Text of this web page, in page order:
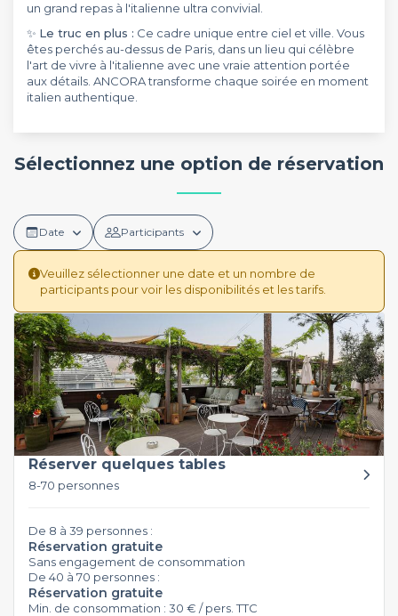
un grand repas à l'italienne ultra convivial.
✨ Le truc en plus : Ce cadre unique entre ciel et ville. Vous
êtes perchés au-dessus de Paris, dans un lieu qui célèbre
l'art de vivre à l'italienne avec une vraie attention portée
aux détails. ANCORA transforme chaque soirée en moment
italien authentique.
Sélectionnez une option de réservation
Date Participants
Veuillez sélectionner une date et un nombre de
participants pour voir les disponibilités et les tarifs.
Réserver quelques tables
8-70 personnes
De 8 à 39 personnes :
Réservation gratuite
Sans engagement de consommation
De 40 à 70 personnes :
Réservation gratuite
Min. de consommation : 30 € / pers. TTC